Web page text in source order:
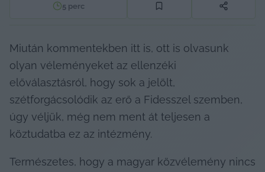
5perc
Miután kommentekben itt is, ott is olvasunk
olyan véleményeket az ellenzéki
előválasztásról, hogy sok a jelölt,
szétforgácsolódik az erő a Fidesszel szemben,
úgy véljük, még nem ment át teljesen a
köztudatba ez az intézmény.
Természetes, hogy a magyar közvélemény nincs